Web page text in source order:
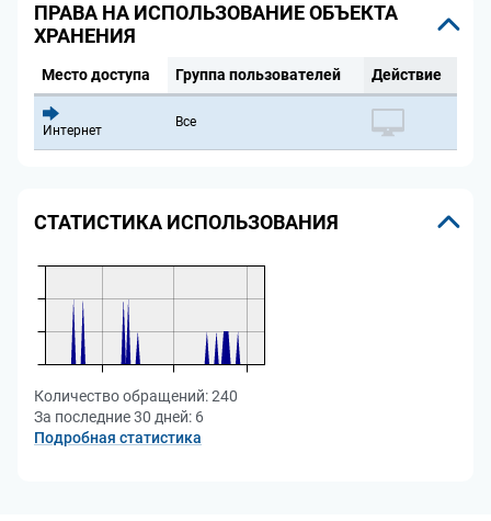
ПРАВА НА ИСПОЛЬЗОВАНИЕ ОБЪЕКТА
ХРАНЕНИЯ
Место доступа Группа пользователей Действие
Интернет
Все
СТАТИСТИКА ИСПОЛЬЗОВАНИЯ
Количество обращений:240
За последние 30 дней: 6
Подробная статистика